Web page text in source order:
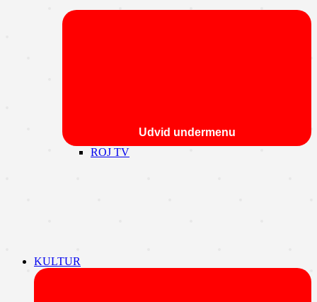
Udvid undermenu
ROJ TV
KULTUR